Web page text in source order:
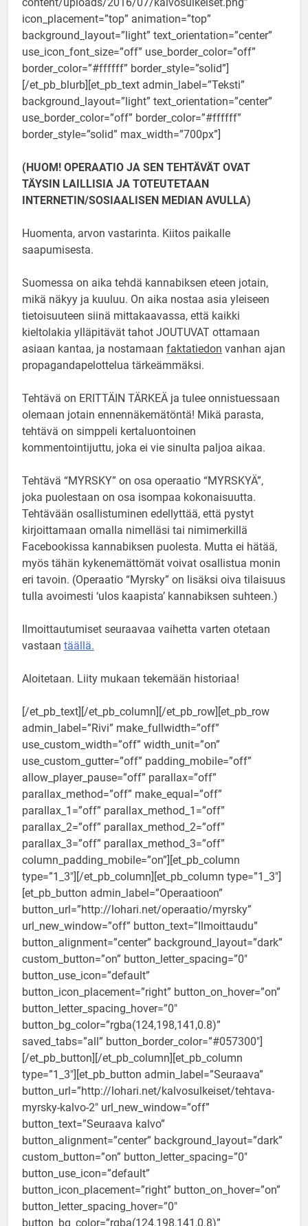
icon_placement=”top” animation=”top”
background_layout=”light” text_orientation=”center”
use_icon_font_size=”off” use_border_color=”off”
border_color=”#ffffff” border_style=”solid”]
[/et_pb_blurb][et_pb_text admin_label=”Teksti”
background_layout=”light” text_orientation=”center”
use_border_color=”off” border_color=”#ffffff”
border_style=”solid” max_width=”700px”]
(HUOM! OPERAATIO JA SEN TEHTÄVÄT OVAT
TÄYSIN LAILLISIA JA TOTEUTETAAN
INTERNETIN/SOSIAALISEN MEDIAN AVULLA)
Huomenta, arvon vastarinta. Kiitos paikalle
saapumisesta.
Suomessa on aika tehdä kannabiksen eteen jotain,
mikä näkyy ja kuuluu. On aika nostaa asia yleiseen
tietoisuuteen siinä mittakaavassa, että kaikki
kieltolakia ylläpitävät tahot JOUTUVAT ottamaan
asiaan kantaa, ja nostamaan faktatiedon vanhan ajan
propagandapelottelua tärkeämmäksi.
Tehtävä on ERITTÄIN TÄRKEÄ ja tulee onnistuessaan
olemaan jotain ennennäkemätöntä! Mikä parasta,
tehtävä on simppeli kertaluontoinen
kommentointijuttu, joka ei vie sinulta paljoa aikaa.
Tehtävä “MYRSKY” on osa operaatio “MYRSKYÄ”,
joka puolestaan on osa isompaa kokonaisuutta.
Tehtävään osallistuminen edellyttää, että pystyt
kirjoittamaan omalla nimelläsi tai nimimerkillä
Facebookissa kannabiksen puolesta. Mutta ei hätää,
myös tähän kykenemättömät voivat osallistua monin
eri tavoin. (Operaatio “Myrsky” on lisäksi oiva tilaisuus
tulla avoimesti ‘ulos kaapista’ kannabiksen suhteen.)
Ilmoittautumiset seuraavaa vaihetta varten otetaan
vastaan täällä.
Aloitetaan. Liity mukaan tekemään historiaa!
[/et_pb_text][/et_pb_column][/et_pb_row][et_pb_row
admin_label=”Rivi” make_fullwidth=”off”
use_custom_width=”off” width_unit=”on”
use_custom_gutter=”off” padding_mobile=”off”
allow_player_pause=”off” parallax=”off”
parallax_method=”off” make_equal=”off”
parallax_1=”off” parallax_method_1=”off”
parallax_2=”off” parallax_method_2=”off”
parallax_3=”off” parallax_method_3=”off”
column_padding_mobile=”on”][et_pb_column
type=”1_3″][/et_pb_column][et_pb_column type=”1_3″]
[et_pb_button admin_label=”Operaatioon”
button_url=”http://lohari.net/operaatio/myrsky”
url_new_window=”off” button_text=”Ilmoittaudu”
button_alignment=”center” background_layout=”dark”
custom_button=”on” button_letter_spacing=”0″
button_use_icon=”default”
button_icon_placement=”right” button_on_hover=”on”
button_letter_spacing_hover=”0″
button_bg_color=”rgba(124,198,141,0.8)”
saved_tabs=”all” button_border_color=”#057300″]
[/et_pb_button][/et_pb_column][et_pb_column
type=”1_3″][et_pb_button admin_label=”Seuraava”
button_url=”http://lohari.net/kalvosulkeiset/tehtava-
myrsky-kalvo-2″ url_new_window=”off”
button_text=”Seuraava kalvo”
button_alignment=”center” background_layout=”dark”
custom_button=”on” button_letter_spacing=”0″
button_use_icon=”default”
button_icon_placement=”right” button_on_hover=”on”
button_letter_spacing_hover=”0″
button_bg_color=”rgba(124,198,141,0.8)”